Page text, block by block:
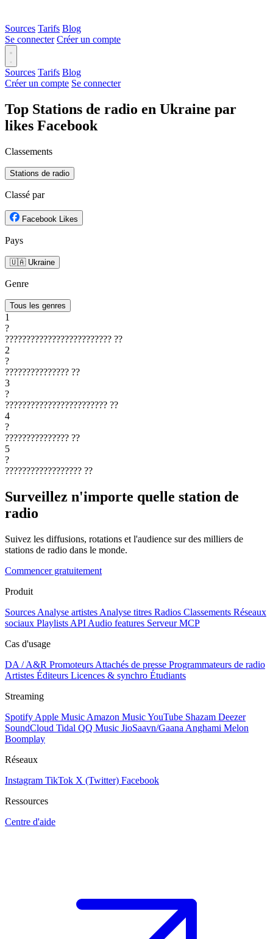
Sources Tarifs Blog
Se connecter Créer un compte
Sources Tarifs Blog
Créer un compte Se connecter
Top Stations de radio en Ukraine par
likes Facebook
Classements
Stations de radio
Classé par
Facebook Likes
Pays
🇺🇦 Ukraine
Genre
Tous les genres
1
?
????????????????????????? ??
2
?
??????????????? ??
3
?
???????????????????????? ??
4
?
??????????????? ??
5
?
?????????????????? ??
Surveillez n'importe quelle station de
radio
Suivez les diffusions, rotations et l'audience sur des milliers de
stations de radio dans le monde.
Commencer gratuitement
Produit
Sources Analyse artistes Analyse titres Radios Classements Réseaux
sociaux Playlists API Audio features Serveur MCP
Cas d'usage
DA / A&R Promoteurs Attachés de presse Programmateurs de radio
Artistes Éditeurs Licences & synchro Étudiants
Streaming
Spotify Apple Music Amazon MusicYouTube Shazam Deezer
SoundCloud Tidal QQ Music JioSaavn/Gaana Anghami Melon
Boomplay
Réseaux
Instagram TikTok X (Twitter) Facebook
Ressources
Centre d'aide